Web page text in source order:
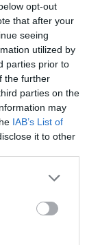
opt-out
that after your
seeing
utilized by
parties prior to
the further
parties on the
may
IAB’s List of
it to other